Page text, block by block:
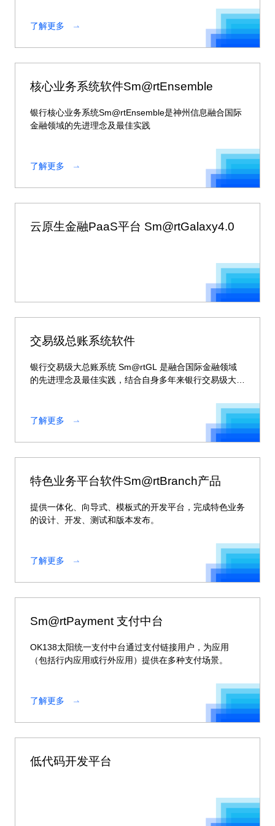
了解更多
核心业务系统软件Sm@rtEnsemble
银行核心业务系统Sm@rtEnsemble是神州信息融合国际
金融领域的先进理念及最佳实践
了解更多
云原生金融PaaS平台 Sm@rtGalaxy4.0
交易级总账系统软件
银行交易级大总账系统 Sm@rtGL 是融合国际金融领域
的先进理念及最佳实践，结合自身多年来银行交易级大总
合的趋势，基于公司分布式技术平台而研发的全新一代大
总账系统。
了解更多
特色业务平台软件Sm@rtBranch产品
提供一体化、向导式、模板式的开发平台，完成特色业务
的设计、开发、测试和版本发布。
了解更多
Sm@rtPayment 支付中台
OK138太阳统一支付中台通过支付链接用户，为应用
（包括行内应用或行外应用）提供在多种支付场景。
了解更多
低代码开发平台